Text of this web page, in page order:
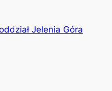
Jelenia Góra